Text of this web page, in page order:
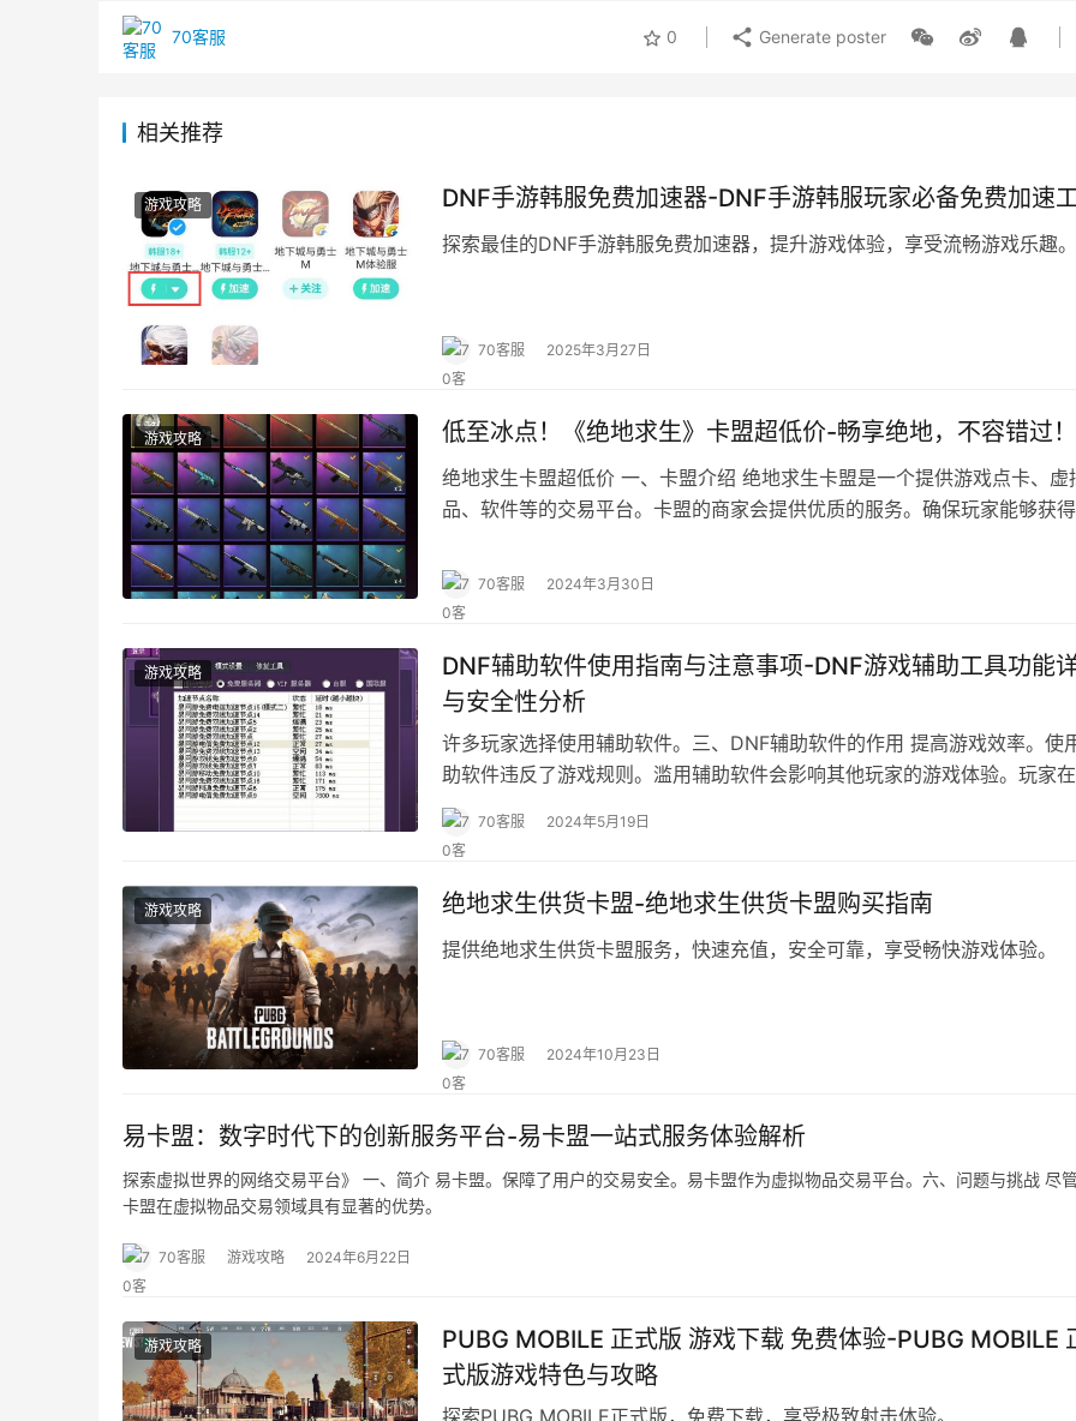
70客服 0 Generate poster
相关推荐
游戏攻略 DNF手游韩服免费加速器-DNF手游韩服玩家必备免费加速
探索最佳的DNF手游韩服免费加速器，提升游戏体验，享受流畅游戏乐趣。
70客服 2025年3月27日
游戏攻略 低至冰点！《绝地求生》卡盟超低价-畅享绝地，不容错过！
绝地求生卡盟超低价 一、卡盟介绍 绝地求生卡盟是一个提供游戏点卡、虚
品、软件等的交易平台。卡盟的商家会提供优质的服务。确保玩家能够获
70客服 2024年3月30日
游戏攻略
DNF辅助软件使用指南与注意事项-DNF游戏辅助工具功能
与安全性分析
许多玩家选择使用辅助软件。三、DNF辅助软件的作用 提高游戏效率。使
助软件违反了游戏规则。滥用辅助软件会影响其他玩家的游戏体验。玩家
用辅助软件时。
70客服 2024年5月19日
游戏攻略 绝地求生供货卡盟-绝地求生供货卡盟购买指南
提供绝地求生供货卡盟服务，快速充值，安全可靠，享受畅快游戏体验。
70客服 2024年10月23日
易卡盟：数字时代下的创新服务平台-易卡盟一站式服务体验解析
探索虚拟世界的网络交易平台》 一、简介 易卡盟。保障了用户的交易安全。易卡盟作为虚拟物品交易平台。六、问题与挑战 尽
卡盟在虚拟物品交易领域具有显著的优势。
70客服 游戏攻略 2024年6月22日
游戏攻略
PUBG MOBILE 正式版 游戏下载 免费体验-PUBG MOBILE
式版游戏特色与攻略